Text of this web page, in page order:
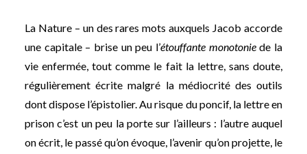
La Nature – un des rares mots auxquels Jacob accorde
une capitale – brise un peu l’étouffante monotoniede la
vie enfermée, tout comme le fait la lettre, sans doute,
régulièrement écrite malgré la médiocrité des outils
dont dispose l’épistolier. Au risque du poncif, la lettre en
prison c’est un peu la porte sur l’ailleurs : l’autre auquel
on écrit, le passé qu’on évoque, l’avenir qu’on projette, le